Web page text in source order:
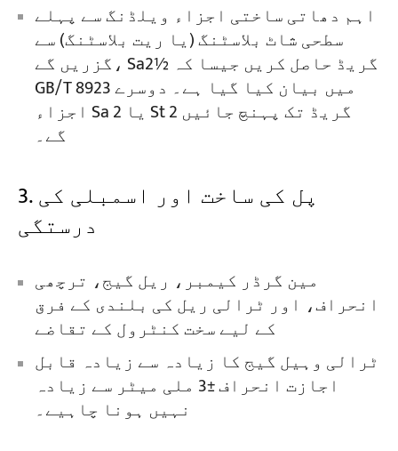
اہم دھاتی ساختی اجزاء ویلڈنگ سے پہلے
سطحی شاٹ بلاسٹنگ (یا ریت بلاسٹنگ) سے
گزریں گے، Sa2½ گریڈ حاصل کریں جیسا کہ
GB/T 8923 میں بیان کیا گیا ہے۔ دوسرے
اجزاء Sa 2 یا St 2 گریڈ تک پہنچ جائیں
گے۔
3. پل کی ساخت اور اسمبلی کی
درستگی
مین گرڈر کیمبر، ریل گیج، ترچھی
انحراف، اور ٹرالی ریل کی بلندی کے فرق
کے لیے سخت کنٹرول کے تقاضے
ٹرالی وہیل گیج کا زیادہ سے زیادہ قابل
اجازت انحراف ±3 ملی میٹر سے زیادہ
نہیں ہونا چاہیے۔